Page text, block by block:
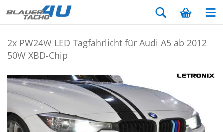
2x PW24W LED Tag­fahr­licht für Audi A5 ab 2012
50W XBD-​Chip